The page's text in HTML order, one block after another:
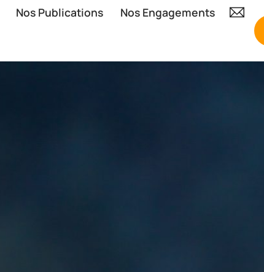
Nos Publications Nos Engagements